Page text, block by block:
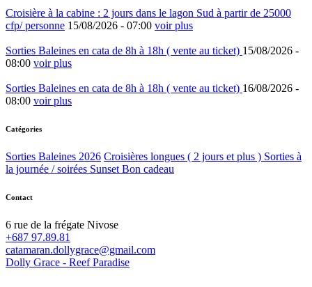
Croisière à la cabine : 2 jours dans le lagon Sud à partir de 25000
cfp/ personne 15/08/2026 - 07:00 voir plus
Sorties Baleines en cata de 8h à 18h ( vente au ticket) 15/08/2026 -
08:00 voir plus
Sorties Baleines en cata de 8h à 18h ( vente au ticket) 16/08/2026 -
08:00 voir plus
Catégories
Sorties Baleines 2026 Croisières longues ( 2 jours et plus ) Sorties à
la journée / soirées Sunset Bon cadeau
Contact
6 rue de la frégate Nivose
+687 97.89.81
catamaran.dollygrace@gmail.com
Dolly Grace - Reef Paradise